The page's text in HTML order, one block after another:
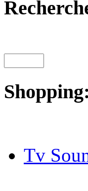
Shopping:
Tv